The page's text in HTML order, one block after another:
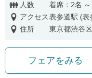
人数
着席：2名 ～
アクセス表参道駅 (表
住所
東京都渋谷
フェアをみる